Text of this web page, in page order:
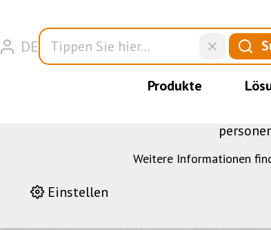
DE
Produkte
GEBÄUDEAUTOMATION›KNX›
DIESE
Wir nutzen auf unserer Website
korrekten Betrieb der Website, andere
andere helfen uns dabei, die Nutzenden
Weitere Informationen
Einstellen